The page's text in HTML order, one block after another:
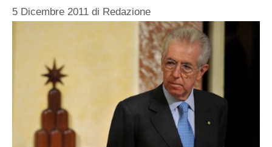
5 Dicembre 2011 di Redazione